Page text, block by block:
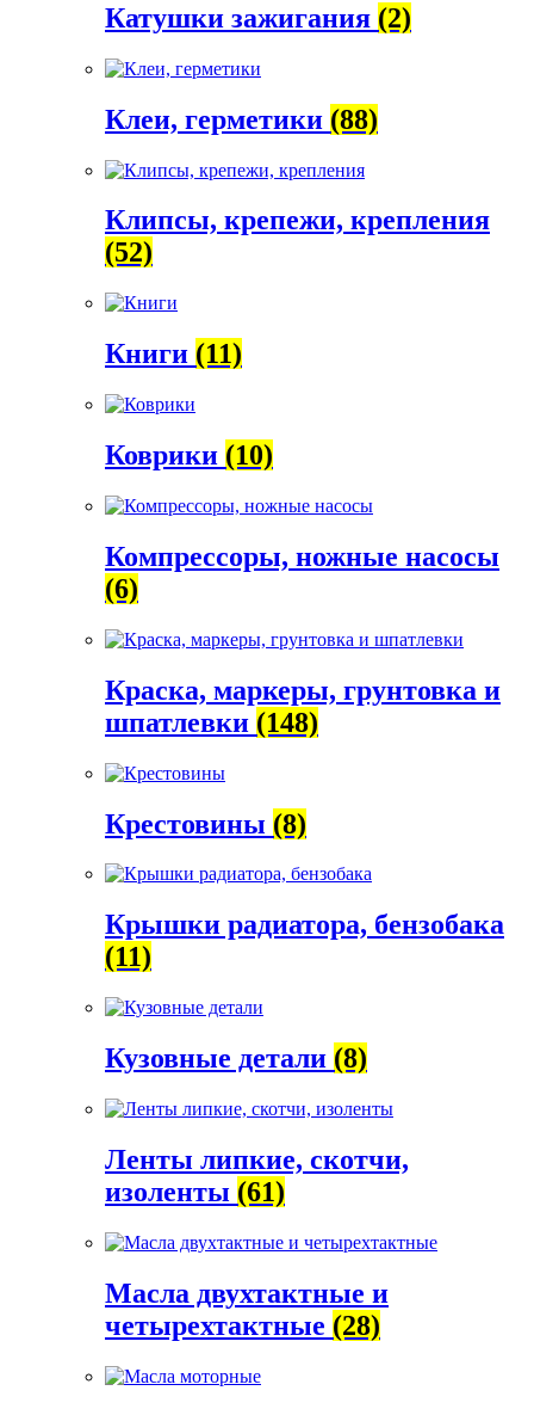
Катушки зажигания (2)
Клеи, герметики (88)
Клипсы, крепежи, крепления
(52)
Книги (11)
Коврики (10)
Компрессоры, ножные насосы
(6)
Краска, маркеры, грунтовка и
шпатлевки (148)
Крестовины (8)
Крышки радиатора, бензобака
(11)
Кузовные детали (8)
Ленты липкие, скотчи,
изоленты (61)
Масла двухтактные и
четырехтактные (28)